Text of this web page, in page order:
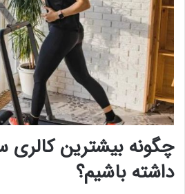
چگونه بیشترین کالری
داشته باشیم؟